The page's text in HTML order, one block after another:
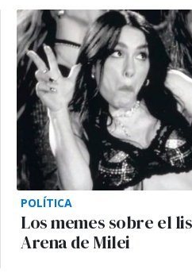
POLÍTICA
Los memes sobre el
Arena de Milei